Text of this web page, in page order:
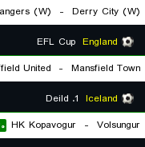
Derry City (W)
-
England
Mansfield Town
-
United
Iceland
Volsungur
-
HK Kopavogur